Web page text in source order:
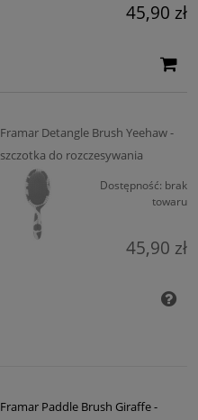
45,90 zł
Framar Detangle Brush Yeehaw -
szczotka do rozczesywania
Dostępność: brak
towaru
45,90 zł
Framar Paddle Brush Giraffe -